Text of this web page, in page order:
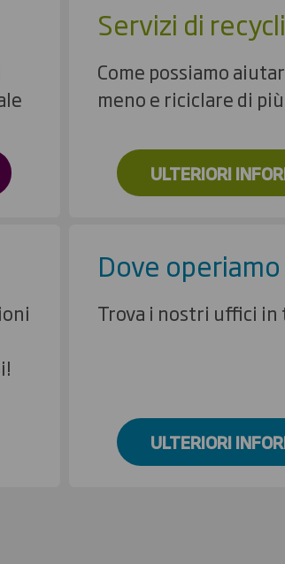
Servizi di
Come possiamo
meno e riciclare di più
ULTERIORI
Dove operiamo
Trova i nostri uffici
ULTERIORI